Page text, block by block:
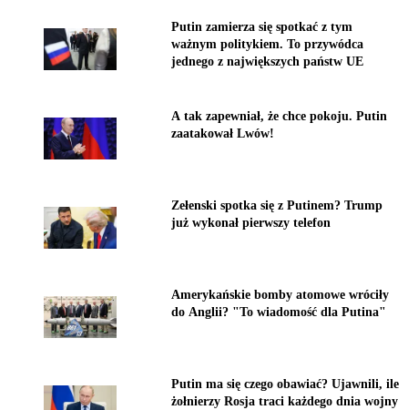
Putin zamierza się spotkać z tym
ważnym politykiem. To przywódca
jednego z największych państw UE
A tak zapewniał, że chce pokoju. Putin
zaatakował Lwów!
Zełenski spotka się z Putinem? Trump
już wykonał pierwszy telefon
Amerykańskie bomby atomowe wróciły
do Anglii? "To wiadomość dla Putina"
Putin ma się czego obawiać? Ujawnili, ile
żołnierzy Rosja traci każdego dnia wojny